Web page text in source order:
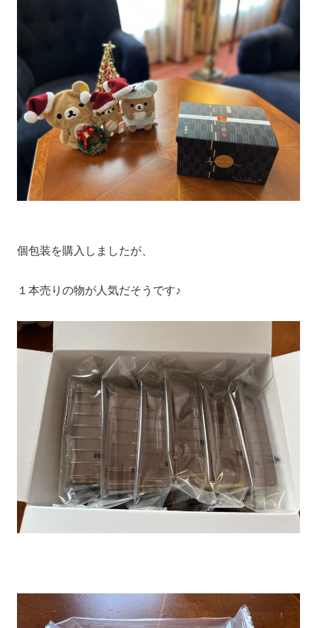
個包装を購入しましたが、
１本売りの物が人気だそうです♪